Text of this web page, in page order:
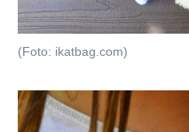
(Foto: ikatbag.com)